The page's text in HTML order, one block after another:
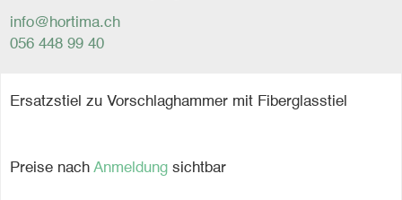
info@hortima.ch
056 448 99 40
Ersatzstiel zu Vorschlaghammer mit Fiberglasstiel
Preise nach Anmeldung sichtbar